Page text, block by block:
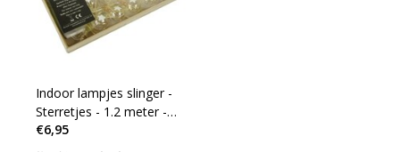
Indoor lampjes slinger -
Sterretjes - 1.2 meter -
15 lichtjes - Warm white
€6,95